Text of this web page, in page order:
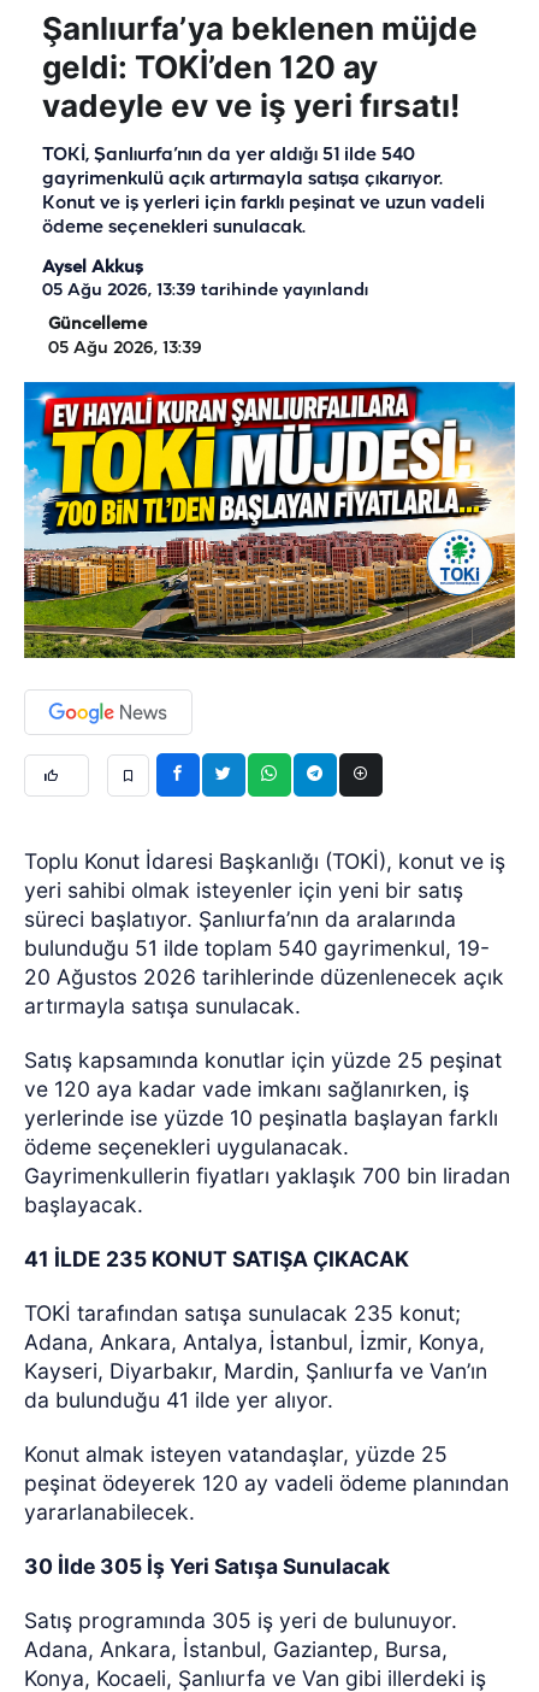
Şanlıurfa’ya beklenen müjde
geldi: TOKİ’den 120 ay
vadeyle ev ve iş yeri fırsatı!
TOKİ, Şanlıurfa’nın da yer aldığı 51 ilde 540
gayrimenkulü açık artırmayla satışa çıkarıyor.
Konut ve iş yerleri için farklı peşinat ve uzun vadeli
ödeme seçenekleri sunulacak.
Aysel Akkuş
05 Ağu 2026, 13:39 tarihinde yayınlandı
Güncelleme
05 Ağu 2026, 13:39
Toplu Konut İdaresi Başkanlığı (TOKİ), konut ve iş
yeri sahibi olmak isteyenler için yeni bir satış
süreci başlatıyor. Şanlıurfa’nın da aralarında
bulunduğu 51 ilde toplam 540 gayrimenkul, 19-
20 Ağustos 2026 tarihlerinde düzenlenecek açık
artırmayla satışa sunulacak.
Satış kapsamında konutlar için yüzde 25 peşinat
ve 120 aya kadar vade imkanı sağlanırken, iş
yerlerinde ise yüzde 10 peşinatla başlayan farklı
ödeme seçenekleri uygulanacak.
Gayrimenkullerin fiyatları yaklaşık 700 bin liradan
başlayacak.
41 İLDE 235 KONUT SATIŞA ÇIKACAK
TOKİ tarafından satışa sunulacak 235 konut;
Adana, Ankara, Antalya, İstanbul, İzmir, Konya,
Kayseri, Diyarbakır, Mardin, Şanlıurfa ve Van’ın
da bulunduğu 41 ilde yer alıyor.
Konut almak isteyen vatandaşlar, yüzde 25
peşinat ödeyerek 120 ay vadeli ödeme planından
yararlanabilecek.
30 İlde 305 İş Yeri Satışa Sunulacak
Satış programında 305 iş yeri de bulunuyor.
Adana, Ankara, İstanbul, Gaziantep, Bursa,
Konya, Kocaeli, Şanlıurfa ve Van gibi illerdeki iş